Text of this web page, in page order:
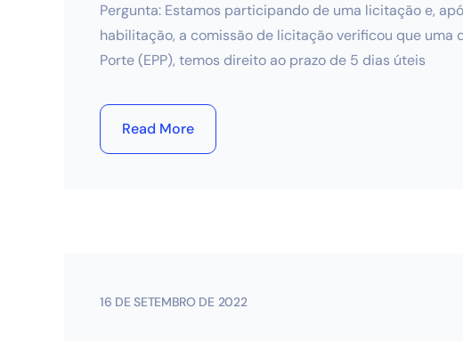
Pergunta: Estamos participando de uma licitação e,
habilitação, a comissão de licitação verificou que uma
Porte (EPP), temos direito ao prazo de 5 dias úteis
Read More
16 DE SETEMBRO DE 2022